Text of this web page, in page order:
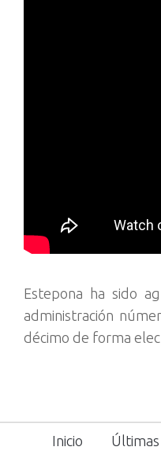
Estepona ha sido
administración
décimo de forma
Inicio